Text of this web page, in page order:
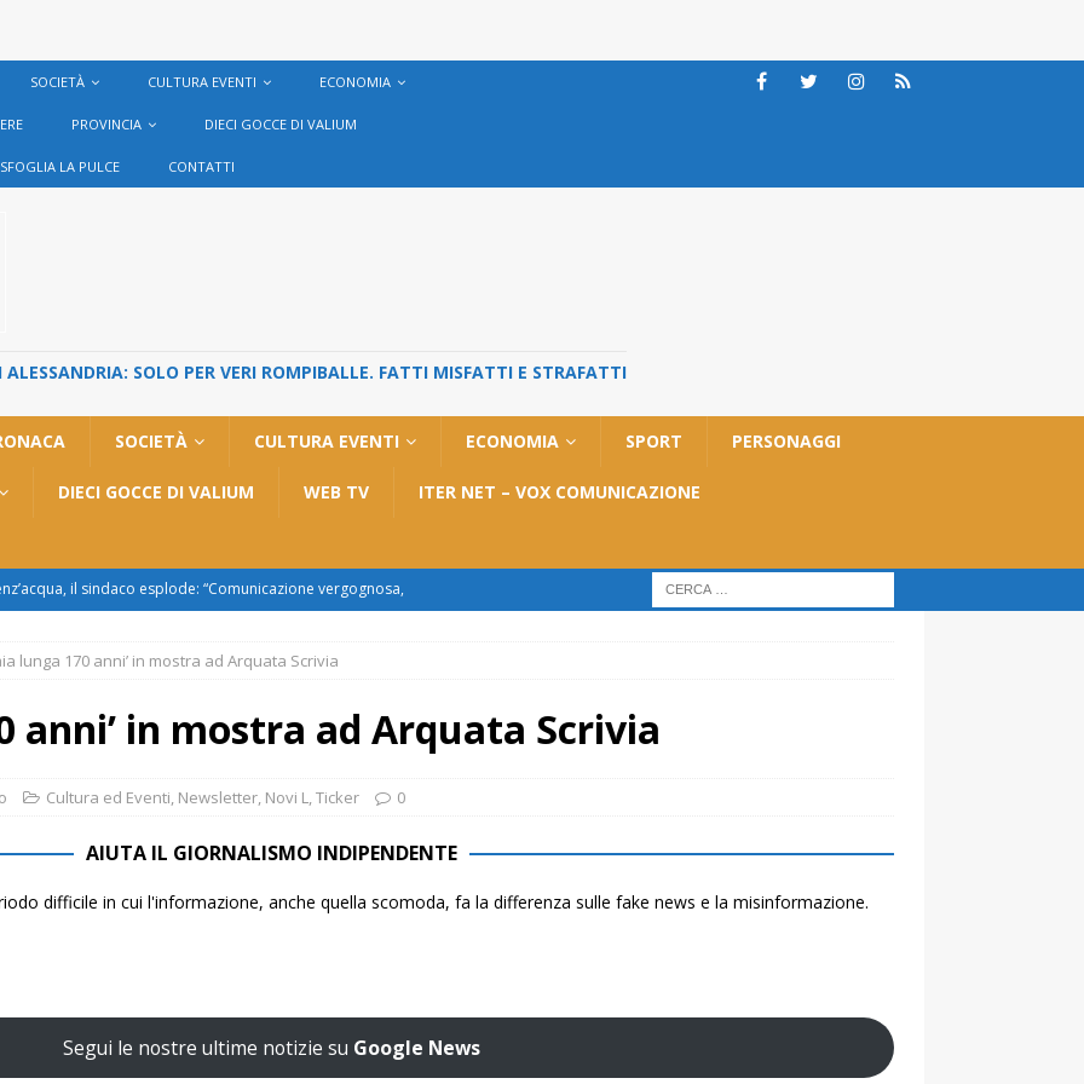
SOCIETÀ CULTURA EVENTI ECONOMIA
PROVINCIA DIECI GOCCE DI VALIUM
SFOGLIA LA PULCE CONTATTI
SOLO PER VERI ROMPIBALLE. FATTI MISFATTI E STRAFATTI
SOCIETÀ CULTURA EVENTI ECONOMIA SPORT PERSONAGGI
DIECI GOCCE DI VALIUM WEB TV ITER NET – VOX COMUNICAZIONE
il sindaco esplode: “Comunicazione vergognosa,
mondo dietro al supermercato: ‘monnezza ovunque
2, Roggero (Lega): “Il Comune sapeva da novembre, non ci
da Torino al Pam di Alessandria: “Ci vogliono
lunga 170 anni’ in mostra ad Arquata Scrivia
anni’ in mostra ad Arquata Scrivia
Cultura ed Eventi, Newsletter, Novi L,Ticker 0
AIUTA IL GIORNALISMO INDIPENDENTE
difficile in cui l'informazione, anche quella scomoda, fa la differenza sulle fake news e la misinformazione.
Segui le nostre ultime notizie su Google News